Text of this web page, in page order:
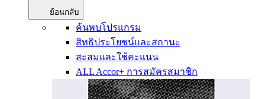
ย้อนกลับ
ค้นพบโปรแกรม
สิทธิประโยชน์และสถานะ
สะสมและใช้คะแนน
ALL Accor+ การสมัครสมาชิก